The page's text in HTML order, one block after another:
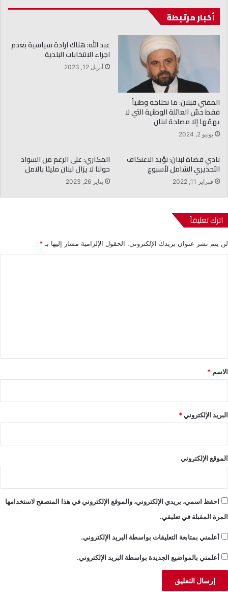
أخبار مرتبطة
المفتي قبلان: ما نحتاجه وطنياً
فقط حسّ العائلة الوطنية التي لا
يهمّها إلا مصلحة لبنان
يونيو 2, 2024
عبد الله: هناك ارادة سياسية بعدم
اجراء الانتخابات البلدية
أبريل 12, 2023
نادي قضاة لبنان: نؤيد الاعتكاف
التحذيري الشامل لأسبوع
فبراير 11, 2022
المكاري: على الرغم من السواد
حولنا لا يزال لبنان مليئا بالامل
يناير 26, 2023
اترك تعليقاً
لن يتم نشر عنوان بريدك الإلكتروني. الحقول الإلزامية مشار إليها بـ*
*
الاسم *
البريد الإلكتروني*
الموقع الإلكتروني
احفظ اسمي، بريدي الإلكتروني، والموقع الإلكتروني في هذا المتصفح لاستخدامها
المرة المقبلة في تعليقي.
أعلمني بمتابعة التعليقات بواسطة البريد الإلكتروني.
أعلمني بالمواضيع الجديدة بواسطة البريد الإلكتروني.